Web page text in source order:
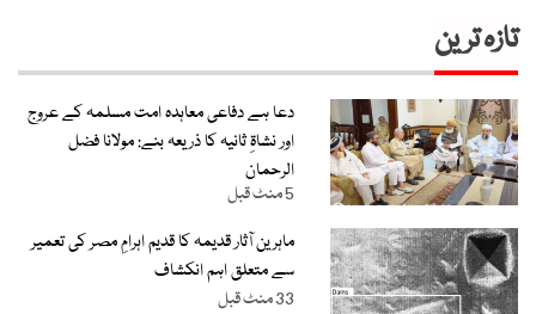
تازہ ترین
دعا ہے دفاعی معاہدہ امت مسلمہ کے عروج
اور نشاۃِ ثانیہ کا ذریعہ بنے: مولانا فضل
الرحمان
5 منٹ قبل
ماہرین آثار قدیمہ کا قدیم اہرامِ مصر کی تعمیر
سے متعلق اہم انکشاف
33 منٹ قبل